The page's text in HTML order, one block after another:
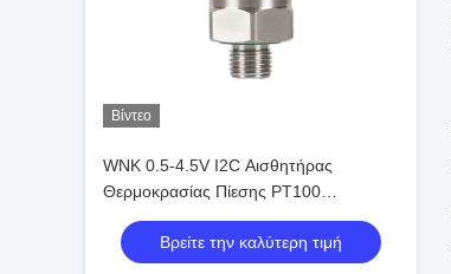
Βίντεο
WNK 0.5-4.5V I2C Αισθητήρας
Θερμοκρασίας Πίεσης PT100
Μετατροπέας 4-20mA
Βρείτε την καλύτερη τιμή